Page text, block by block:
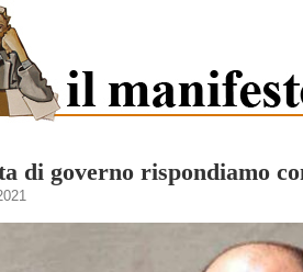
di governo rispondiamo